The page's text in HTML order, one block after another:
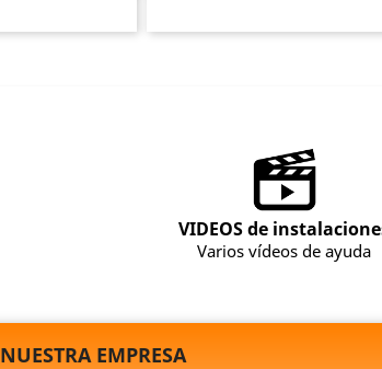
VIDEOS de
Varios vídeos de ayuda
NUESTRA EMPRESA